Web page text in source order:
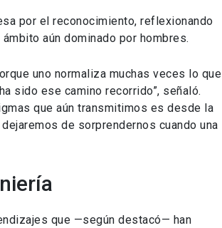
por el reconocimiento, reflexionando
aún dominado por hombres.
uno normaliza muchas veces lo que
sido ese camino recorrido”, señaló.
que aún transmitimos es desde la
de sorprendernos cuando una
que —según destacó— han